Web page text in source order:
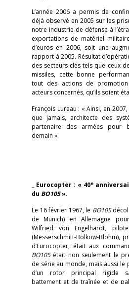
L’année 2006 a permis de
déjà observé en 2005 sur les
notre industrie de défense à
exportations de matériel
d’euros en 2006, soit une
rapport à 2005. Résultat
des secteurs-clés tels que ceux
missiles, cette bonne
tout des actions de
acteurs concernés, qu’ils soient
François Lureau : « Ainsi, en
que jamais, architecte des
partenaire des armées pour
demain ».
Eurocopter : « 40e
du BO105».
Le 16 février 1967, le BO105
de Munich) en Allemagne
Wilfried von Engelhardt,
(Messerschmitt-Bölkow-Blohm),
d’Eurocopter, était aux
BO105 était non seulement le
de série au monde, mais aussi
d’un rotor principal rigide
battement et de traînée et de